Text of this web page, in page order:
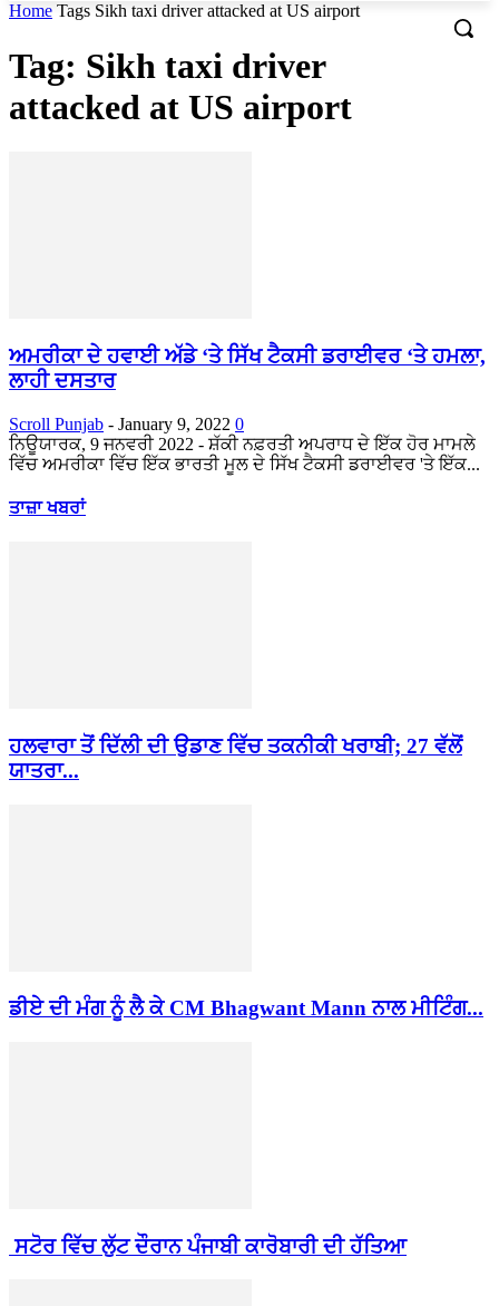
Home Tags Sikh taxi driver attacked at US airport
Tag: Sikh taxi driver
attacked at US airport
ਅਮਰੀਕਾ ਦੇ ਹਵਾਈ ਅੱਡੇ ‘ਤੇ ਸਿੱਖ ਟੈਕਸੀ ਡਰਾਈਵਰ ‘ਤੇ ਹਮਲਾ,
ਲਾਹੀ ਦਸਤਾਰ
Scroll Punjab - January 9, 2022 0
ਨਿਊਯਾਰਕ, 9 ਜਨਵਰੀ 2022 - ਸ਼ੱਕੀ ਨਫ਼ਰਤੀ ਅਪਰਾਧ ਦੇ ਇੱਕ ਹੋਰ ਮਾਮਲੇ
ਵਿੱਚ ਅਮਰੀਕਾ ਵਿੱਚ ਇੱਕ ਭਾਰਤੀ ਮੂਲ ਦੇ ਸਿੱਖ ਟੈਕਸੀ ਡਰਾਈਵਰ 'ਤੇ ਇੱਕ...
ਤਾਜ਼ਾ ਖਬਰਾਂ
ਹਲਵਾਰਾ ਤੋਂ ਦਿੱਲੀ ਦੀ ਉਡਾਣ ਵਿੱਚ ਤਕਨੀਕੀ ਖਰਾਬੀ; 27 ਵੱਲੋਂ
ਯਾਤਰਾ...
ਡੀਏ ਦੀ ਮੰਗ ਨੂੰ ਲੈ ਕੇ CM Bhagwant Mann ਨਾਲ ਮੀਟਿੰਗ...
ਸਟੋਰ ਵਿੱਚ ਲੁੱਟ ਦੌਰਾਨ ਪੰਜਾਬੀ ਕਾਰੋਬਾਰੀ ਦੀ ਹੱਤਿਆ